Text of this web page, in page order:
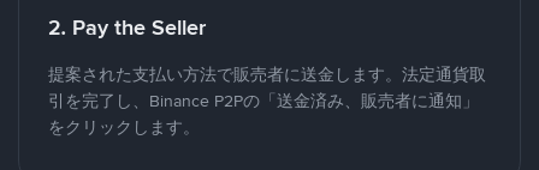
2. Pay the Seller
提案された支払い方法で販売者に送金します。法定通貨取
引を完了し、Binance P2Pの「送金済み、販売者に通知」
をクリックします。